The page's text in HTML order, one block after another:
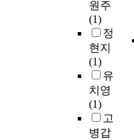
원주
(1)
정
현지
(1)
유
치영
(1)
고
병갑